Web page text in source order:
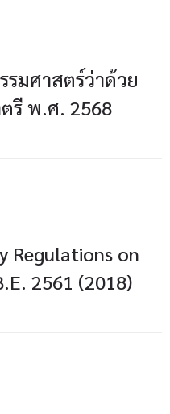
มศาสตร์ว่าด้วย
รี พ.ศ. 2568
Regulations on
2561 (2018)